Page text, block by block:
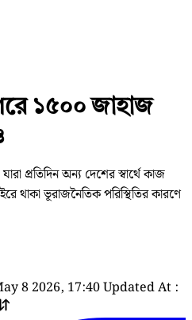
১৫০০ জাহাজ
প্রতিদিন অন্য দেশের স্বার্থে কাজ
থাকা ভূরাজনৈতিক পরিস্থিতির কারণে
8 2026, 17:40Updated At :